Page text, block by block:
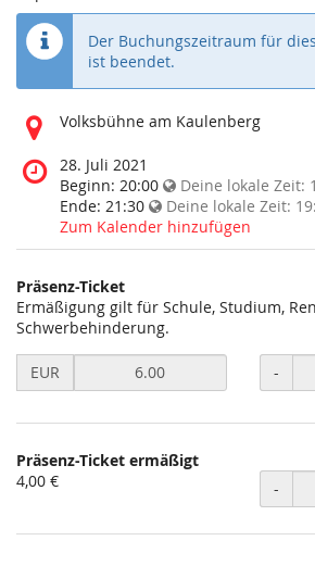
Der Buchungszeitraum für
ist beendet.
Wo
diese
Veranstaltung
statt?
Volksbühne am Kaulenberg
Wann
findet
diese
Veranstaltung
statt?
28. Juli 2021
Beginn: 20:00 Deine lokale Zeit:
Ende: 21:30 Deine lokale Zeit:
Zum Kalender hinzufügen
Präsenz-Ticket
Ermäßigung gilt für Schule, Studium,
Schwerbehinderung.
Preis
für
Ticket
setzen
EUR -
Präsenz-Ticket ermäßigt
4,00 €
-